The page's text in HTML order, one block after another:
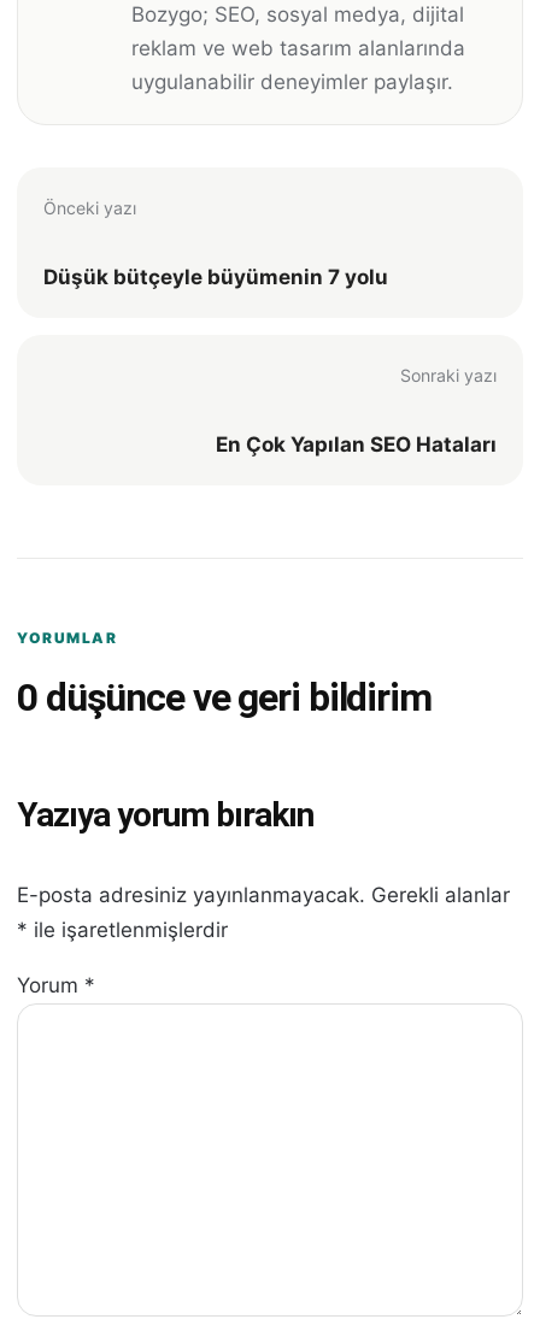
Bozygo; SEO, sosyal medya, dijital
reklam ve web tasarım alanlarında
uygulanabilir deneyimler paylaşır.
Önceki yazı
Düşük bütçeyle büyümenin 7 yolu
Sonraki yazı
En Çok Yapılan SEO Hataları
YORUMLAR
0 düşünce ve geri bildirim
Yazıya yorum bırakın
E-posta adresiniz yayınlanmayacak. Gerekli alanlar
* ile işaretlenmişlerdir
Yorum *